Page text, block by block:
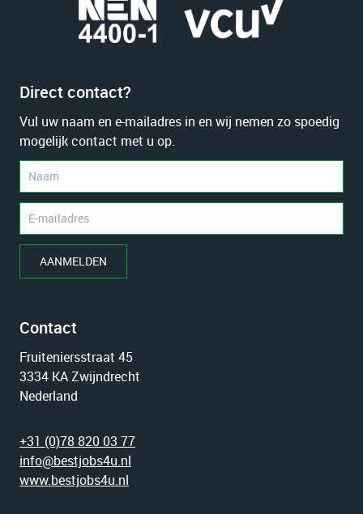
Direct contact?
Vul uw naam en e-mailadres in en wij nemen zo spoedig
mogelijk contact met u op.
AANMELDEN
Contact
Fruiteniersstraat 45
3334 KA Zwijndrecht
Nederland
+31 (0)78 820 03 77
info@bestjobs4u.nl
www.bestjobs4u.nl